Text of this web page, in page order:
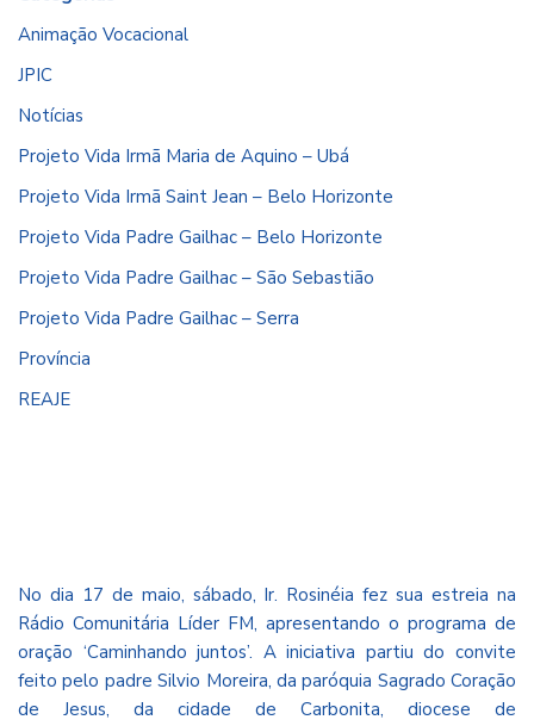
Animação Vocacional
JPIC
Notícias
Projeto Vida Irmã Maria de Aquino – Ubá
Projeto Vida Irmã Saint Jean – Belo Horizonte
Projeto Vida Padre Gailhac – Belo Horizonte
Projeto Vida Padre Gailhac – São Sebastião
Projeto Vida Padre Gailhac – Serra
Província
REAJE
No dia 17 de maio, sábado, Ir. Rosinéia fez sua estreia na
Rádio Comunitária Líder FM, apresentando o programa de
oração ‘Caminhando juntos’. A iniciativa partiu do convite
feito pelo padre Silvio Moreira, da paróquia Sagrado Coração
de Jesus, da cidade de Carbonita, diocese de